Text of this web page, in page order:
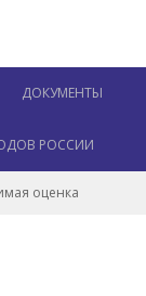
ДОКУМЕНТЫ
РОССИИ
оценка